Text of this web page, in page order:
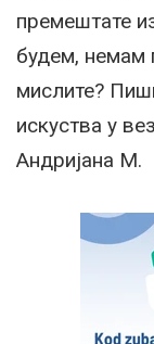
премештате
будем, немам
мислите?
искуства у
Андријана М.